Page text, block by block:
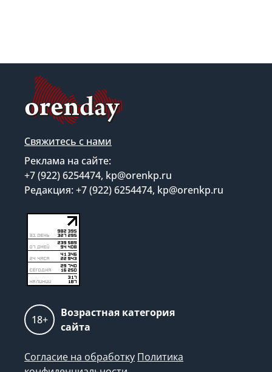
Свяжитесь с нами
Реклама на сайте:
+7 (922) 6254474, kp@orenkp.ru
Редакция: +7 (922) 6254474, kp@orenkp.ru